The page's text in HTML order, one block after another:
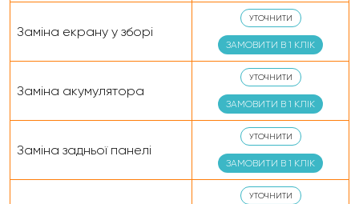
Заміна екрану у зборі
УТОЧНИТИ
ЗАМОВИТИ В 1 КЛІК
Заміна акумулятора
УТОЧНИТИ
ЗАМОВИТИ В 1 КЛІК
Заміна задньої панелі
УТОЧНИТИ
ЗАМОВИТИ В 1 КЛІК
УТОЧНИТИ